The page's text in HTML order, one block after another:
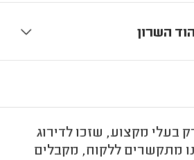
השרון
מקצוע, שזכו לדירוג
מתקשרים ללקוח, מקבלים